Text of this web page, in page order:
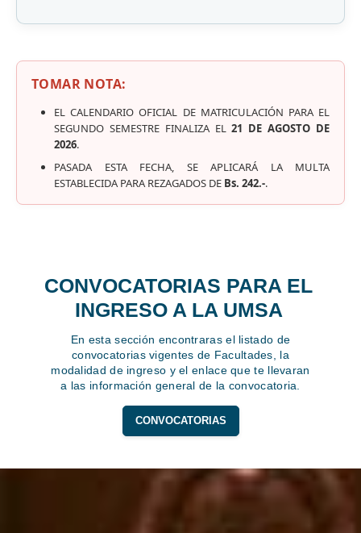
TOMAR NOTA:
EL CALENDARIO OFICIAL DE MATRICULACIÓN PARA EL
SEGUNDO SEMESTRE FINALIZA EL21 DE AGOSTO DE
2026.
PASADA ESTA FECHA, SE APLICARÁ LA MULTA
ESTABLECIDA PARA REZAGADOS DE Bs. 242.-.
CONVOCATORIAS PARA EL
INGRESO A LA UMSA
En esta sección encontraras el listado de
convocatorias vigentes de Facultades, la
modalidad de ingreso y el enlace que te llevaran
a las información general de la convocatoria.
CONVOCATORIAS